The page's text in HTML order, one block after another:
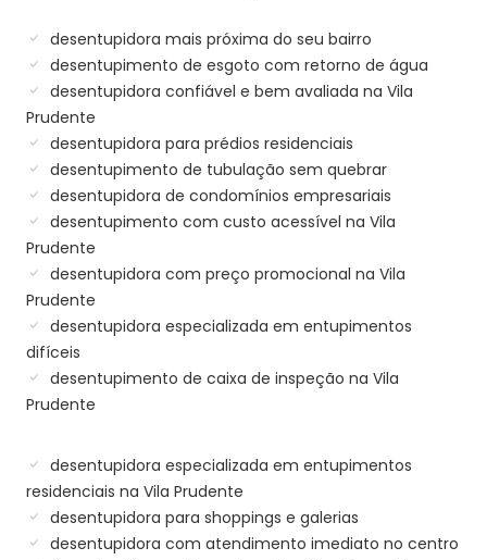
desentupidora mais próxima do seu bairro
desentupimento de esgoto com retorno de água
desentupidora confiável e bem avaliada na Vila
Prudente
desentupidora para prédios residenciais
desentupimento de tubulação sem quebrar
desentupidora de condomínios empresariais
desentupimento com custo acessível na Vila
Prudente
desentupidora com preço promocional na Vila
Prudente
desentupidora especializada em entupimentos
difíceis
desentupimento de caixa de inspeção na Vila
Prudente
desentupidora especializada em entupimentos
residenciais na Vila Prudente
desentupidora para shoppings e galerias
desentupidora com atendimento imediato no centro